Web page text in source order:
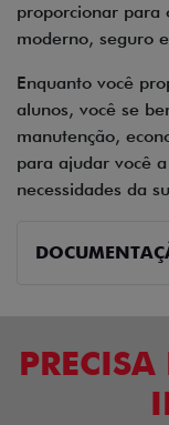
proporcionar para
moderno, seguro
Enquanto você
alunos, você se
manutenção,
para ajudar você
necessidades da